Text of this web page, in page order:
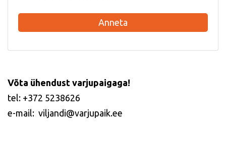
Anneta
Võta ühendust varjupaigaga!
tel: +372 5238626
e-mail: viljandi@varjupaik.ee